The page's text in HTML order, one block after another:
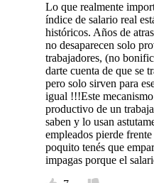
Lo que realmente
índice de salario real
históricos. Años de
no desaparecen solo
trabajadores, (no
darte cuenta de que se
pero solo sirven para
igual !!!Este
productivo de un
saben y lo usan
empleados pierde
poquito tenés que
impagas porque el